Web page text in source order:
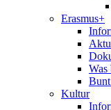
Erasmus+
Was
Kultur